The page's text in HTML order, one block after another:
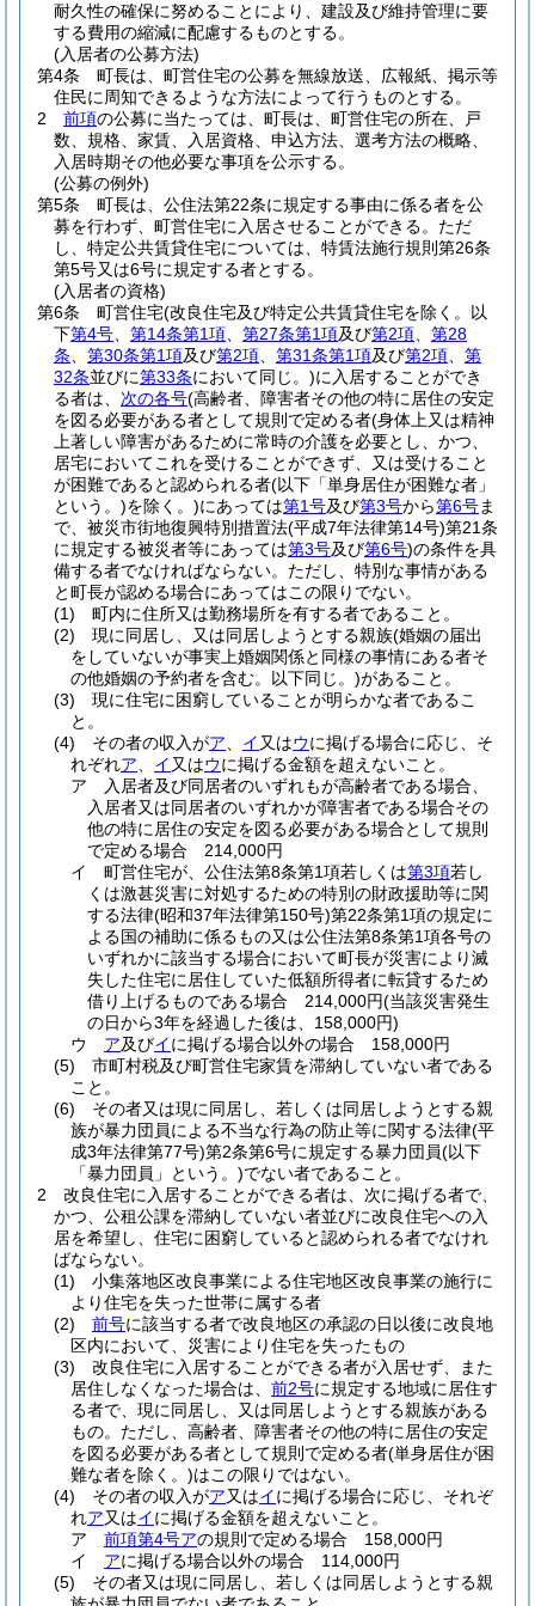
耐久性の確保に努めることにより、建設及び維持管理に要
する費用の縮減に配慮するものとする。
(入居者の公募方法)
第4条
町長は、町営住宅の公募を無線放送、広報紙、掲示等
住民に周知できるような方法によって行うものとする。
2
前項の公募に当たっては、町長は、町営住宅の所在、戸
数、規格、家賃、入居資格、申込方法、選考方法の概略、
入居時期その他必要な事項を公示する。
(公募の例外)
第5条
町長は、公住法第22条に規定する事由に係る者を公
募を行わず、町営住宅に入居させることができる。 ただ
し、特定公共賃貸住宅については、特賃法施行規則第26条
第5号又は6号に規定する者とする。
(入居者の資格)
第6条
町営住宅(改良住宅及び特定公共賃貸住宅を除く。以
下第4号 第14条第1項 第27条第1項及び第2項
第28
条
第30条第1項及び第2項 第31条第1項及び第2項
第
32条並びに第33条において同じ。)に入居することができ
る者は、 次の各号(高齢者、障害者その他の特に居住の安定
を図る必要がある者として規則で定める者(身体上又は精神
上著しい障害があるために常時の介護を必要とし、かつ、
居宅においてこれを受けることができず、又は受けること
が困難であると認められる者(以下「単身居住が困難な者」
という。)を除く。)にあっては第1号及び第3号から第6号ま
で、被災市街地復興特別措置法(平成7年法律第14号)第21条
に規定する被災者等にあっては第3号及び第6号)の条件を具
備する者でなければならない。 ただし、特別な事情がある
と町長が認める場合にあってはこの限りでない。
(1)
町内に住所又は勤務場所を有する者であること。
(2)
現に同居し、又は同居しようとする親族(婚姻の届出
をしていないが事実上婚姻関係と同様の事情にある者そ
の他婚姻の予約者を含む。以下同じ。)があること。
(3)
現に住宅に困窮していることが明らかな者であるこ
と。
(4)
その者の収入がア イ 又はウに掲げる場合に応じ、そ
れぞれア イ 又はウに掲げる金額を超えないこと。
ア
入居者及び同居者のいずれもが高齢者である場合、
入居者又は同居者のいずれかが障害者である場合その
他の特に居住の安定を図る必要がある場合として規則
で定める場合 214,000円
イ
町営住宅が、公住法第8条第1項若しくは第3項若し
くは激甚災害に対処するための特別の財政援助等に関
する法律(昭和37年法律第150号)第22条第1項の規定に
よる国の補助に係るもの又は公住法第8条第1項各号の
いずれかに該当する場合において町長が災害により滅
失した住宅に居住していた低額所得者に転貸するため
借り上げるものである場合 214,000円(当該災害発生
の日から3年を経過した後は、158,000円)
ウ
ア及びイに掲げる場合以外の場合 158,000円
(5)
市町村税及び町営住宅家賃を滞納していない者である
こと。
(6)
その者又は現に同居し、若しくは同居しようとする親
族が暴力団員による不当な行為の防止等に関する法律(平
成3年法律第77号)第2条第6号に規定する暴力団員(以下
「暴力団員」という。)でない者であること。
2
改良住宅に入居することができる者は、次に掲げる者で、
かつ、公租公課を滞納していない者並びに改良住宅への入
居を希望し、住宅に困窮していると認められる者でなけれ
ばならない。
(1)
小集落地区改良事業による住宅地区改良事業の施行に
より住宅を失った世帯に属する者
(2)
前号に該当する者で改良地区の承認の日以後に改良地
区内において、災害により住宅を失ったもの
(3)
改良住宅に入居することができる者が入居せず、また
居住しなくなった場合は、 前2号に規定する地域に居住す
る者で、現に同居し、又は同居しようとする親族がある
もの。 ただし、高齢者、障害者その他の特に居住の安定
を図る必要がある者として規則で定める者(単身居住が困
難な者を除く。)はこの限りではない。
(4)
その者の収入がア又はイに掲げる場合に応じ、それぞ
れア又はイに掲げる金額を超えないこと。
ア
前項第4号アの規則で定める場合 158,000円
イ
アに掲げる場合以外の場合 114,000円
(5)
その者又は現に同居し、若しくは同居しようとする親